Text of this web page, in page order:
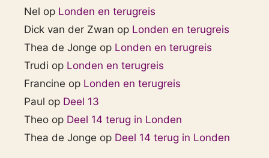
Nel op Londen en terugreis
Dick van der Zwan op Londen en terugreis
Thea de Jonge op Londen en terugreis
Trudi op Londen en terugreis
Francine op Londen en terugreis
Paul op Deel 13
Theo op Deel 14 terug in Londen
Thea de Jonge op Deel 14 terug in Londen